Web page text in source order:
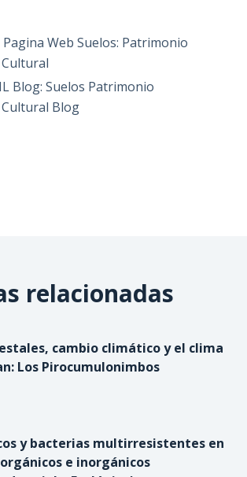
Pagina Web Suelos: Patrimonio
Blog: Suelos Patrimonio
Blog
relacionadas
cambio climático y el clima
Los Pirocumulonimbos
y bacterias multirresistentes en
e inorgánicos